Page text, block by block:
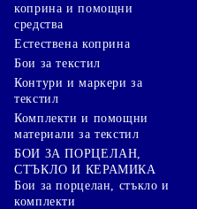
коприна и помощни
средства
Естествена коприна
Бои за текстил
Контури и маркери за
текстил
Комплекти и помощни
материали за текстил
БОИ ЗА ПОРЦЕЛАН,
СТЪКЛО И КЕРАМИКА
Бои за порцелан, стъкло и
комплекти